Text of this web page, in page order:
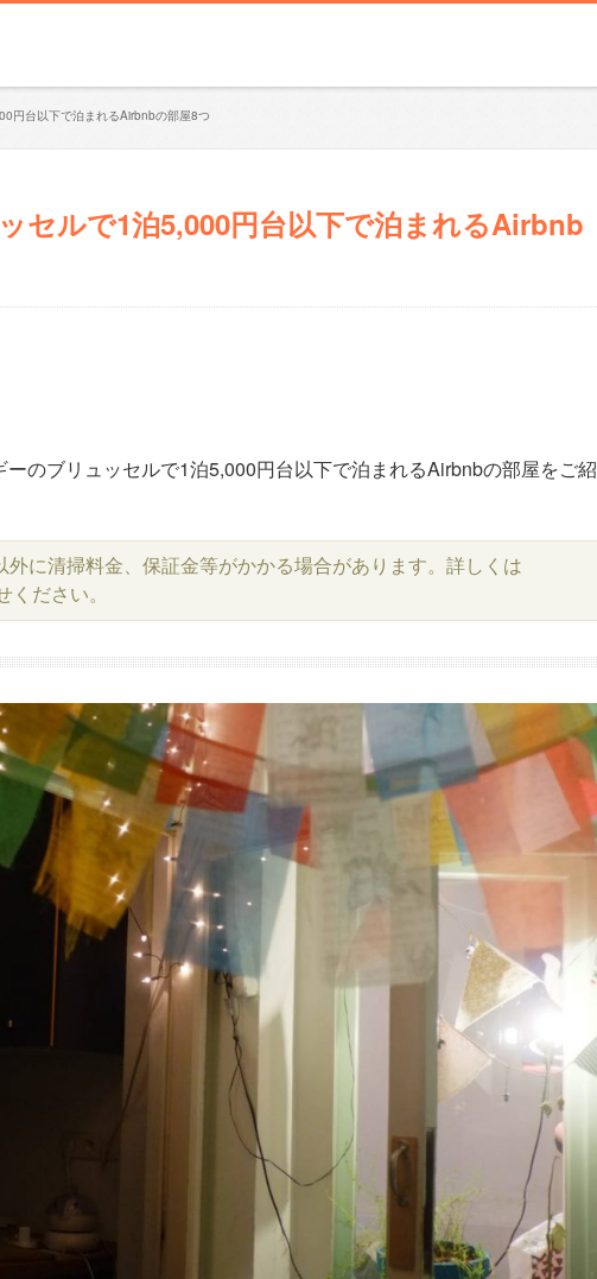
円台以下で泊まれるAirbnbの部屋8つ
セルで1泊5,000円台以下で泊まれるAirbnb
のブリュッセルで1泊5,000円台以下で泊まれるAirbnbの部屋をご紹
に清掃料金、保証金等がかかる場合があります。詳しくは
ださい。